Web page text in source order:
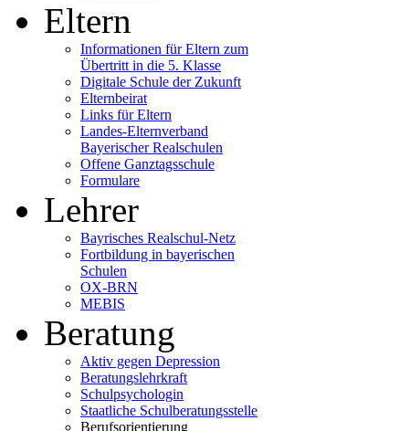
Eltern
Informationen für Eltern zum
Übertritt in die 5. Klasse
Digitale Schule der Zukunft
Elternbeirat
Links für Eltern
Landes-Elternverband
Bayerischer Realschulen
Offene Ganztagsschule
Formulare
Lehrer
Bayrisches Realschul-Netz
Fortbildung in bayerischen
Schulen
OX-BRN
MEBIS
Beratung
Aktiv gegen Depression
Beratungslehrkraft
Schulpsychologin
Staatliche Schulberatungsstelle
Berufsorientierung